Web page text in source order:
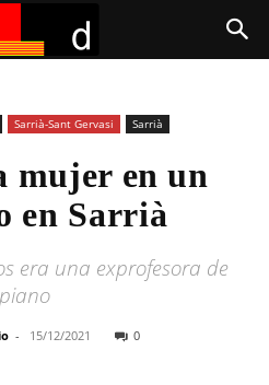
Sarrià-Sant Gervasi Sarrià
mujer en un
en Sarrià
era una exprofesora de
piano
- 15/12/2021 0